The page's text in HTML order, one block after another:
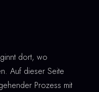
dort, wo
Auf dieser Seite
Prozess mit